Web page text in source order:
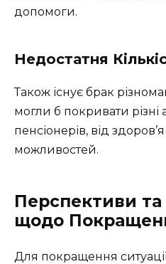
допомоги.
Недостатня
Також існує брак
могли б покривати різні
пенсіонерів, від
можливостей.
Перспективи та
щодо
Для покращення